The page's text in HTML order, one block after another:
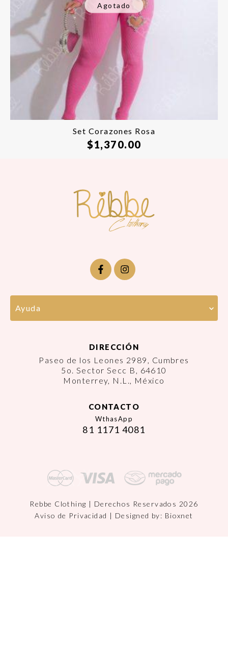
Agotado
Set Corazones Rosa
$1,370.00
Ayuda
DIRECCIÓN
Paseo de los Leones 2989, Cumbres
5o. Sector Secc B, 64610
Monterrey, N.L., México
CONTACTO
WthasApp
81 1171 4081
Rebbe Clothing | Derechos Reservados 2026
Aviso de Privacidad | Designed by: Bioxnet